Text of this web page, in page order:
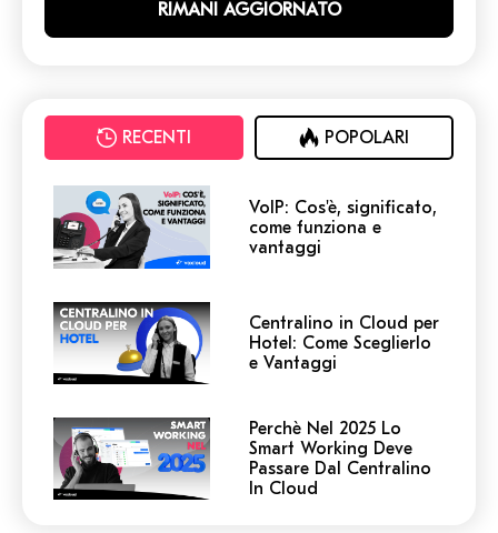
RECENTI POPOLARI
VoIP: Cos'è, significato,
come funziona e
vantaggi
Centralino in Cloud per
Hotel: Come Sceglierlo
e Vantaggi
Perchè Nel 2025 Lo
Smart Working Deve
Passare Dal Centralino
In Cloud